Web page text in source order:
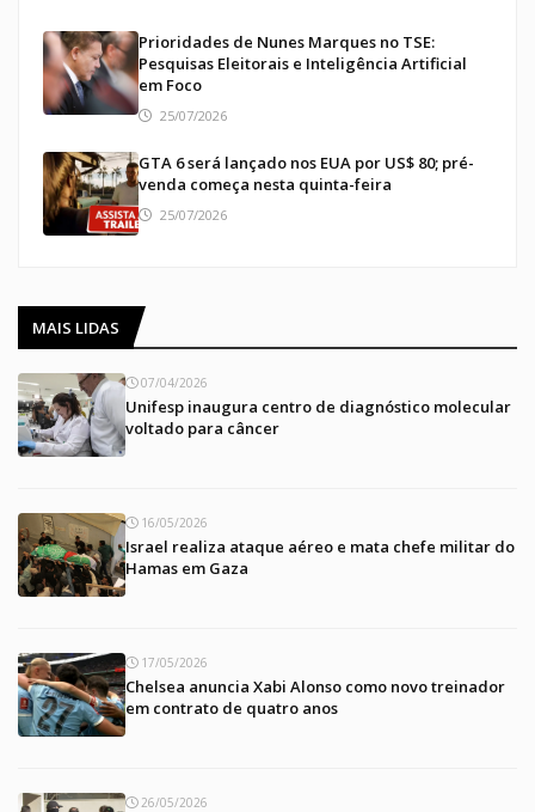
Prioridades de Nunes Marques no TSE:
Pesquisas Eleitorais e Inteligência Artificial
em Foco
25/07/2026
GTA 6 será lançado nos EUA por US$ 80; pré-
venda começa nesta quinta-feira
25/07/2026
MAIS LIDAS
07/04/2026
Unifesp inaugura centro de diagnóstico molecular
voltado para câncer
16/05/2026
Israel realiza ataque aéreo e mata chefe militar do
Hamas em Gaza
17/05/2026
Chelsea anuncia Xabi Alonso como novo treinador
em contrato de quatro anos
26/05/2026